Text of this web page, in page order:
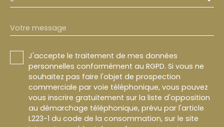
Votre message
J'accepte le traitement de mes données
personnelles conformément au RGPD. Si vous ne
souhaitez pas faire l'objet de prospection
commerciale par voie téléphonique, vous pouvez
vous inscrire gratuitement sur la liste d'opposition
au démarchage téléphonique, prévu par l'article
L223-1 du code de la consommation, sur le site